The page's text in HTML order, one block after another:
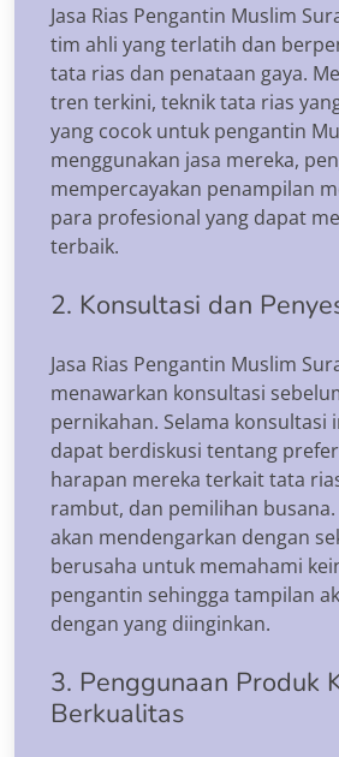
Jasa Rias Pengantin Muslim
tim ahli yang terlatih dan
tata rias dan penataan gaya.
tren terkini, teknik tata rias
yang cocok untuk pengantin
menggunakan jasa mereka,
mempercayakan penampilan
para profesional yang dapat
terbaik.
2. Konsultasi dan
Jasa Rias Pengantin Muslim
menawarkan konsultasi
pernikahan. Selama konsultasi
dapat berdiskusi tentang
harapan mereka terkait tata
rambut, dan pemilihan busana.
akan mendengarkan dengan
berusaha untuk memahami
pengantin sehingga tampilan
dengan yang diinginkan.
3. Penggunaan Produk
Berkualitas